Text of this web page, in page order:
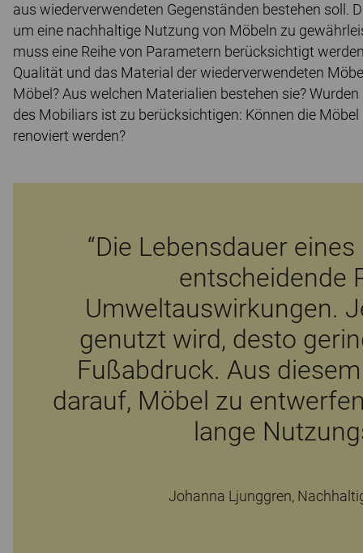
aus wiederverwendeten Gegenständen bestehen soll.
um eine nachhaltige Nutzung von Möbeln zu
muss eine Reihe von Parametern berücksichtigt
Qualität und das Material der wiederverwendeten
Möbel? Aus welchen Materialien bestehen sie?
des Mobiliars ist zu berücksichtigen: Können die
renoviert werden?
“Die Lebensdauer
entscheidende
Umweltauswirkungen.
genutzt wird, desto
Fußabdruck. Aus
darauf, Möbel zu
lange
Johanna Ljunggren,